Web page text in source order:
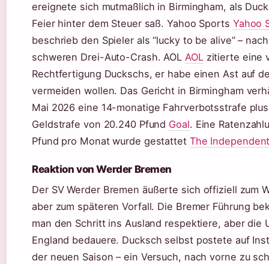
ereignete sich mutmaßlich in Birmingham, als
Feier hinter dem Steuer saß. Yahoo Sports Yahoo
beschrieb den Spieler als “lucky to be alive” –
schweren Drei-Auto-Crash. AOL AOLzitierte eine
Rechtfertigung Duckschs, er habe einen Ast auf
vermeiden wollen. Das Gericht in Birmingham
Mai 2026 eine 14-monatige Fahrverbotsstrafe
Geldstrafe von 20.240 Pfund Goal. Eine
Pfund pro Monat wurde gestattet The
Reaktion von Werder Bremen
Der SV Werder Bremen äußerte sich offiziell zum
aber zum späteren Vorfall. Die Bremer Führung
man den Schritt ins Ausland respektiere, aber die
England bedauere. Ducksch selbst postete auf
der neuen Saison – ein Versuch, nach vorne zu